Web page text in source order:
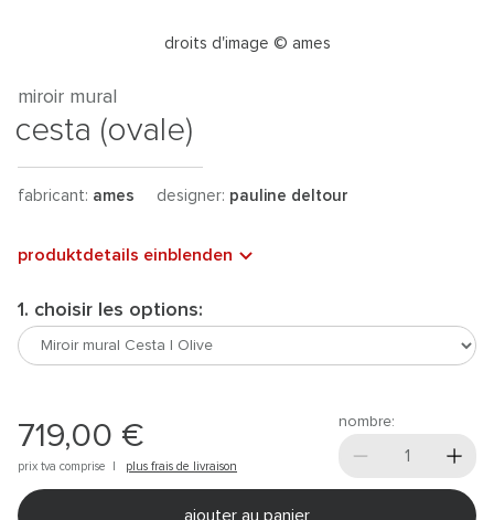
droits d'image © ames
miroir mural
cesta (ovale)
fabricant: ames designer: pauline deltour
produktdetails einblenden
1. choisir les options:
719,00 €
prix tva comprise | plus frais de livraison
nombre:
ajouter au panier